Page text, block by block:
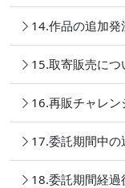
14.作品の追加発
15.取寄販売につ
16.再販チャレン
17.委託期間中の
18.委託期間経過